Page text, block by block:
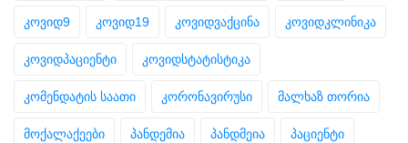
კოვიდ9 კოვიდ19 კოვიდვაქცინა კოვიდკლინიკა
კოვიდპაციენტი კოვიდსტატისტიკა
კომენდატის საათი კორონავირუსი მალხაზ თორია
მოქალაქეები პანდემია პანდმეია პაციენტი